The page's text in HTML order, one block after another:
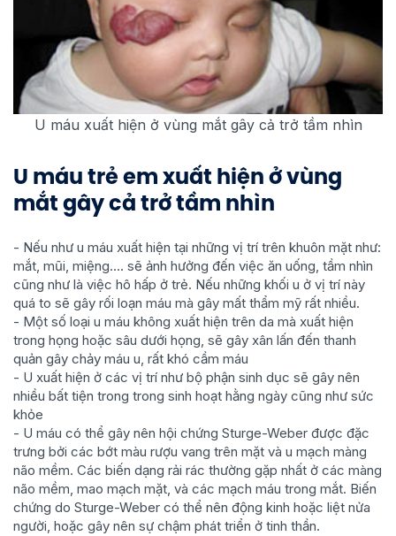
U máu xuất hiện ở vùng mắt gây cả trở tầm nhìn
U máu trẻ em xuất hiện ở vùng
mắt gây cả trở tầm nhìn
- Nếu như u máu xuất hiện tại những vị trí trên khuôn mặt như:
mắt, mũi, miệng…. sẽ ảnh hưởng đến việc ăn uống, tầm nhìn
cũng như là việc hô hấp ở trẻ. Nếu những khối u ở vị trí này
quá to sẽ gây rối loạn máu mà gây mất thẩm mỹ rất nhiều.
- Một số loại u máu không xuất hiện trên da mà xuất hiện
trong họng hoặc sâu dưới họng, sẽ gây xân lấn đến thanh
quản gây chảy máu u, rất khó cầm máu
- U xuất hiện ở các vị trí như bộ phận sinh dục sẽ gây nên
nhiều bất tiện trong trong sinh hoạt hằng ngày cũng như sức
khỏe
- U máu có thể gây nên hội chứng Sturge-Weber được đặc
trưng bởi các bớt màu rượu vang trên mặt và u mạch màng
não mềm. Các biến dạng rải rác thường gặp nhất ở các màng
não mềm, mao mạch mặt, và các mạch máu trong mắt. Biến
chứng do Sturge-Weber có thể nên động kinh hoặc liệt nửa
người, hoặc gây nên sự chậm phát triển ở tinh thần.